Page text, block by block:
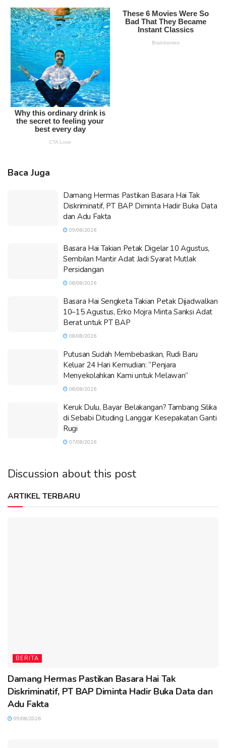
Baca Juga
Damang Hermas Pastikan Basara Hai Tak
Diskriminatif, PT BAP Diminta Hadir Buka Data
dan Adu Fakta
09/08/2026
Basara Hai Takian Petak Digelar 10 Agustus,
Sembilan Mantir Adat Jadi Syarat Mutlak
Persidangan
08/08/2026
Basara Hai Sengketa Takian Petak Dijadwalkan
10–15 Agustus, Erko Mojra Minta Sanksi Adat
Berat untuk PT BAP
08/08/2026
Putusan Sudah Membebaskan, Rudi Baru
Keluar 24 Hari Kemudian: “Penjara
Menyekolahkan Kami untuk Melawan”
08/08/2026
Keruk Dulu, Bayar Belakangan? Tambang Silika
di Sebabi Dituding Langgar Kesepakatan Ganti
Rugi
07/08/2026
Discussion about this post
ARTIKEL TERBARU
BERITA
Damang Hermas Pastikan Basara Hai Tak
Diskriminatif, PT BAP Diminta Hadir Buka Data dan
Adu Fakta
09/08/2026